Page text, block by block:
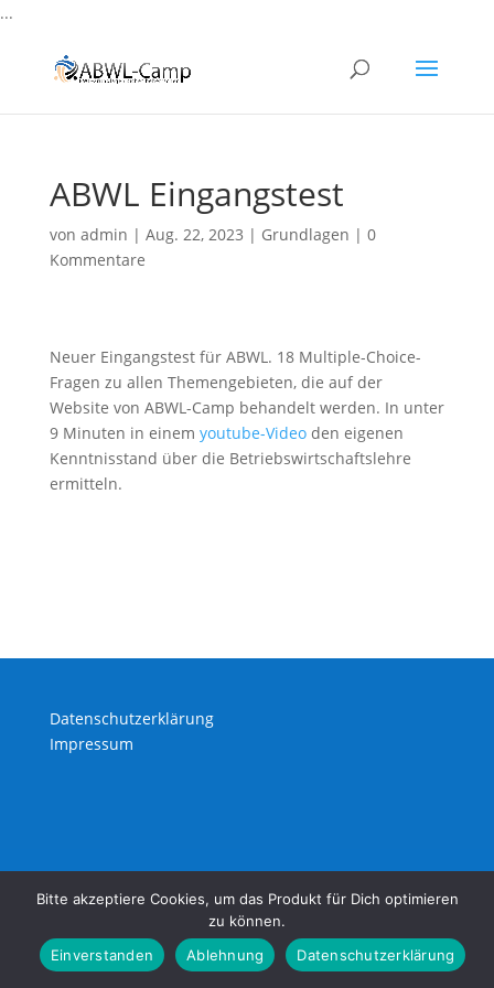
...
ABWL Eingangstest
von admin | Aug. 22, 2023 | Grundlagen | 0
Kommentare
Neuer Eingangstest für ABWL. 18 Multiple-Choice-
Fragen zu allen Themengebieten, die auf der
Website von ABWL-Camp behandelt werden. In unter
9 Minuten in einem youtube-Videoden eigenen
Kenntnisstand über die Betriebswirtschaftslehre
ermitteln.
Datenschutzerklärung
Impressum
Bitte akzeptiere Cookies, um das Produkt für Dich optimieren
zu können.
Einverstanden
Ablehnung Datenschutzerklärung